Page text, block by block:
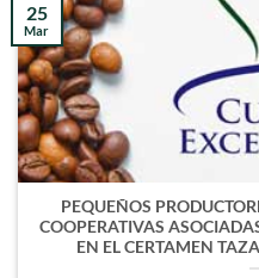
PEQUEÑOS
COOPERATIVAS
EN EL CERTAMEN
25
Mar